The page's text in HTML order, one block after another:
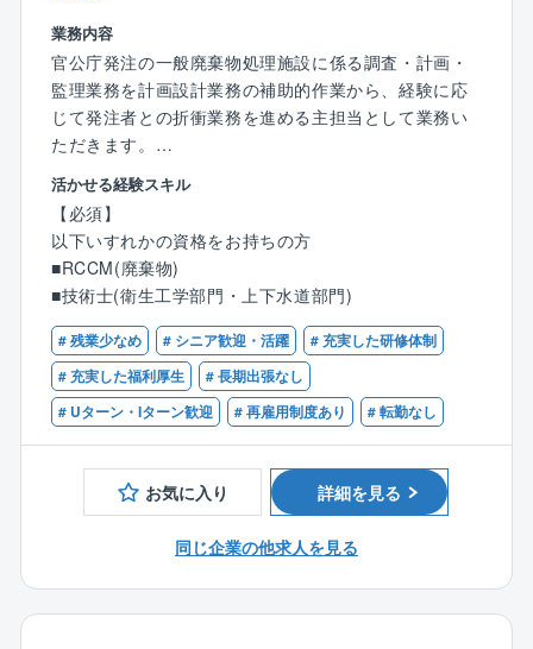
をお持ちの方は1,000万円以上の可能性もございます。
昇級は55歳まであり、中途社員の方も在籍年数に応じ
て年収が上がっていきます。
賞与も過去5年間は7カ月以上の支給実績がございま
す。
■ブルーオーシャン事業を展開！
上下水道施設や廃棄物処理施設は、土木・建築・機
械・電気の複合的な知見が必要であり、
技術的な難易度の高い分野です。
交通防災分野（道路工事など）と比較すると参入障壁
が非常に高いため、競合が少なく、ブルーオーシャン
で事業が展開できる市場です。
同社では、技術的要求の高い市場で確かな価値を発揮
することで、事業の安定性を担保しております。
【働き方】
残業時間：全社平均15時間程度
業務内容
官公庁発注の一般廃棄物処理施設に係る調査・計画・
監理業務を計画設計業務の補助的作業から、経験に応
じて発注者との折衝業務を進める主担当として業務い
ただきます。
東京支店でのご勤務となります。
【具体的には】
数名でコンサルティングプロジェクトを立ち上げま
す。
調査後は、具体的に施設の選定や施工方法の検討、設
計図、計算書、施工計画、仕様書、積算等の作成作業
を行い、業務によっては（土木・建築・機械・電気）
と協働して進めます。
【具体的な案件】
■一般廃棄物処理基本計画
■循環型社会形成推進地域計画
■PFI導入可能性調査
活かせる経験スキル
【必須】
以下いすれかの資格をお持ちの方
■RCCM(廃棄物)
■技術士(衛生工学部門・上下水道部門)
# 残業少なめ # シニア歓迎・活躍
# 充実した研修体制
# 充実した福利厚生
# 長期出張なし
# Uターン・Iターン歓迎
# 再雇用制度あり # 転勤なし
お気に入り 詳細を見る
同じ企業の他求人を見る